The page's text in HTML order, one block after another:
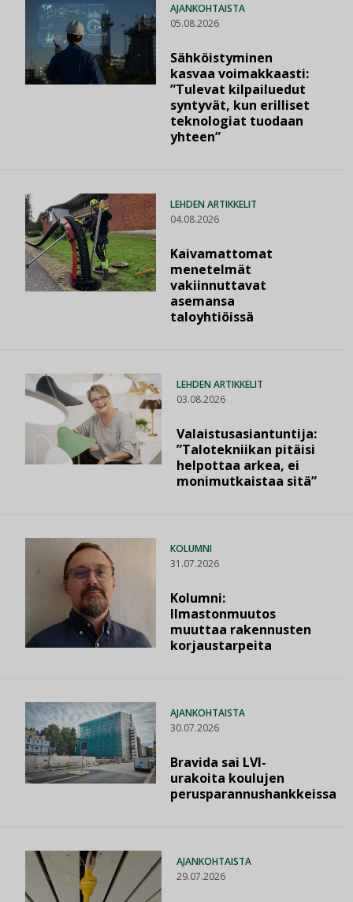
AJANKOHTAISTA
05.08.2026
Sähköistyminen
kasvaa voimakkaasti:
”Tulevat kilpailuedut
syntyvät, kun erilliset
teknologiat tuodaan
yhteen”
LEHDEN ARTIKKELIT
04.08.2026
Kaivamattomat
menetelmät
vakiinnuttavat
asemansa
taloyhtiöissä
LEHDEN ARTIKKELIT
03.08.2026
Valaistusasiantuntija:
”Talotekniikan pitäisi
helpottaa arkea, ei
monimutkaistaa sitä”
KOLUMNI
31.07.2026
Kolumni:
Ilmastonmuutos
muuttaa rakennusten
korjaustarpeita
AJANKOHTAISTA
30.07.2026
Bravida sai LVI-
urakoita koulujen
perusparannushankkeissa
AJANKOHTAISTA
29.07.2026